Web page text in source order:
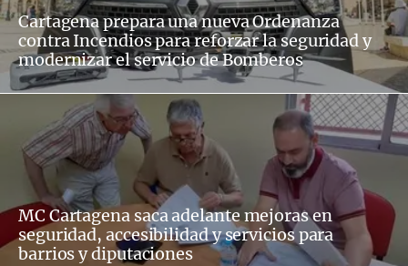
Cartagena prepara una nueva Ordenanza
contra Incendios para reforzar la seguridad y
modernizar el servicio de Bomberos
MC Cartagena saca adelante mejoras en
seguridad, accesibilidad y servicios para
barrios y diputaciones